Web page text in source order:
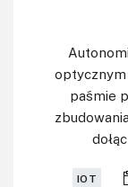
optycznym
paśmie
IOT